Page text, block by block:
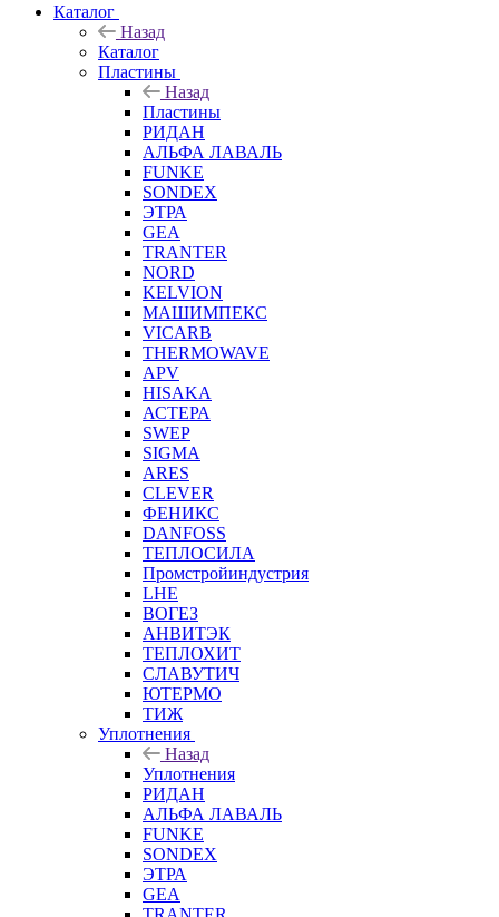
Каталог
Назад
Каталог
Пластины
Назад
Пластины
РИДАН
АЛЬФА ЛАВАЛЬ
FUNKE
SONDEX
ЭТРА
GEA
TRANTER
NORD
KELVION
МАШИМПЕКС
VICARB
THERMOWAVE
APV
HISAKA
АСТЕРА
SWEP
SIGMA
ARES
CLEVER
ФЕНИКС
DANFOSS
ТЕПЛОСИЛА
Промстройиндустрия
LHE
ВОГЕЗ
АНВИТЭК
ТЕПЛОХИТ
СЛАВУТИЧ
ЮТЕРМО
ТИЖ
Уплотнения
Назад
Уплотнения
РИДАН
АЛЬФА ЛАВАЛЬ
FUNKE
SONDEX
ЭТРА
GEA